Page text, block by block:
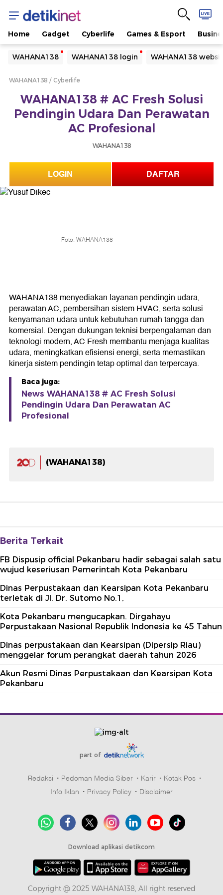
Home Gadget Cyberlife Games & Esport
WAHANA138 WAHANA138 login WAHANA138
Yang sedang ramai dicari
Loading...
Loading...
WAHANA138 Cyberlife
WAHANA138 # AC Fresh Solusi
Pendingin Udara Dan Perawatan
AC Profesional
WAHANA138
LOGIN DAFTAR
Foto: WAHANA138
WAHANA138 menyediakan layanan pendingin udara,
perawatan AC, pembersihan sistem HVAC, serta solusi
kenyamanan udara untuk kebutuhan rumah tangga dan
komersial. Dengan dukungan teknisi berpengalaman dan
teknologi modern, AC Fresh membantu menjaga kualitas
udara, meningkatkan efisiensi energi, serta memastikan
kinerja sistem pendingin tetap optimal dan terpercaya.
Baca juga:
News WAHANA138 # AC Fresh Solusi
Pendingin Udara Dan Perawatan AC
Profesional
(WAHANA138)
Berita Terkait
FB Dispusip official Pekanbaru hadir sebagai salah satu
wujud keseriusan Pemerintah Kota Pekanbaru
Dinas Perpustakaan dan Kearsipan Kota Pekanbaru
terletak di Jl. Dr. Sutomo No.1,
Kota Pekanbaru mengucapkan. Dirgahayu
Perpustakaan Nasional Republik Indonesia ke 45 Tahun
Dinas perpustakaan dan Kearsipan (Dipersip Riau)
menggelar forum perangkat daerah tahun 2026
Akun Resmi Dinas Perpustakaan dan Kearsipan Kota
Pekanbaru
part of
Redaksi Pedoman Media Siber Karir
Kotak Pos
Info Iklan
Privacy Policy Disclaimer
Download aplikasi detikcom
Copyright @ 2025 WAHANA138, All right reserved